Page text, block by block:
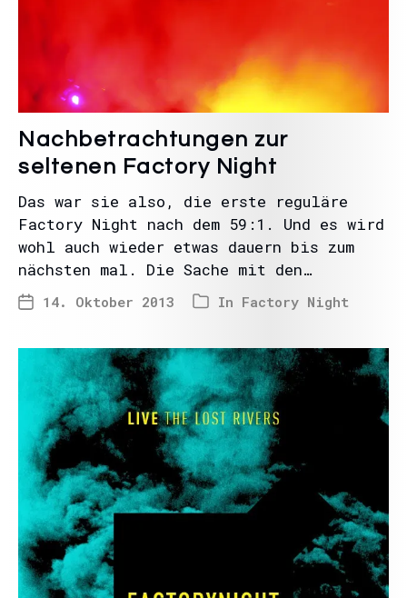
Nachbetrachtungen zur
seltenen Factory Night
Das war sie also, die erste reguläre
Factory Night nach dem 59:1. Und es wird
wohl auch wieder etwas dauern bis zum
nächsten mal. Die Sache mit den…
14. Oktober 2013 In Factory Night